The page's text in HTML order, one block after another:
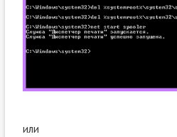
или